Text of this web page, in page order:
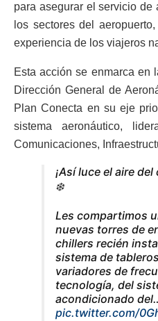
para asegurar el servicio
los sectores del
experiencia de los viajeros
Esta acción se enmarca en
Dirección General de
Plan Conecta en su eje
sistema aeronáutico,
Comunicaciones,
¡Así luce el aire
❄️
Les compartimos
nuevas torres de
chillers recién
sistema de
variadores de
tecnología, del
acondicionado
pic.twitter.com/